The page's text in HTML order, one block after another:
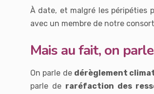
À date, et malgré les péripéties
avec un membre de notre
Mais au fait, on
On parle de dérèglement
parle de raréfaction des